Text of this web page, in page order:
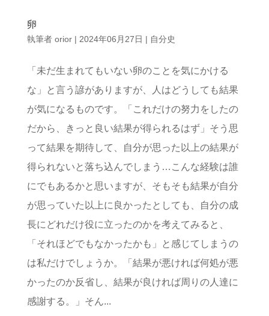
卵
執筆者 orior| 2024年06月27日 | 自分史
「未だ生まれてもいない卵のことを気にかける
な」と言う諺がありますが、人はどうしても結果
が気になるものです。「これだけの努力をしたの
だから、きっと良い結果が得られるはず」そう思
って結果を期待して、自分が思った以上の結果が
得られないと落ち込んでしまう…こんな経験は誰
にでもあるかと思いますが、そもそも結果が自分
が思っていた以上に良かったとしても、自分の成
長にどれだけ役に立ったのかを考えてみると、
「それほどでもなかったかも」と感じてしまうの
は私だけでしょうか。「結果が悪ければ何処が悪
かったのか反省し、結果が良ければ周りの人達に
感謝する。」そん...